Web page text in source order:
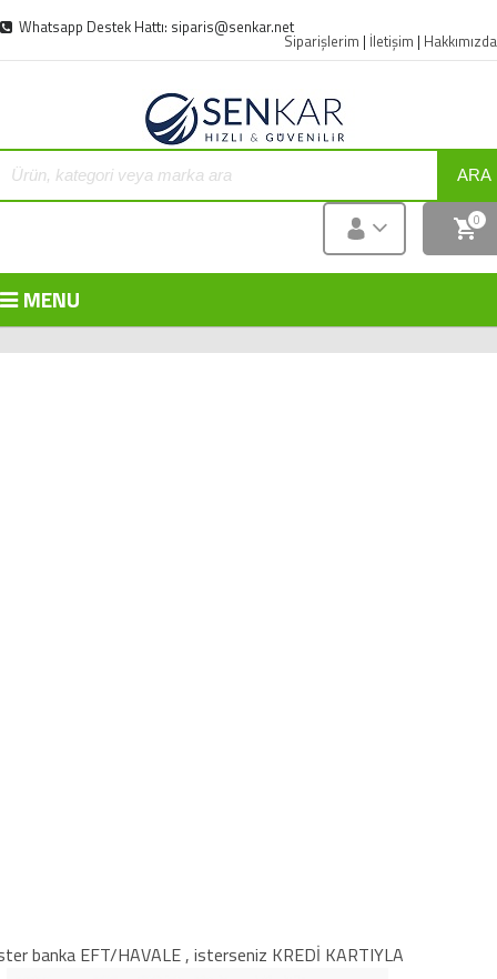
Whatsapp Destek Hattı: siparis@senkar.net
Siparişlerim | İletişim | Hakkımızda
ARA
0
MENU
banka EFT/HAVALE , isterseniz KREDİ KARTIYLA